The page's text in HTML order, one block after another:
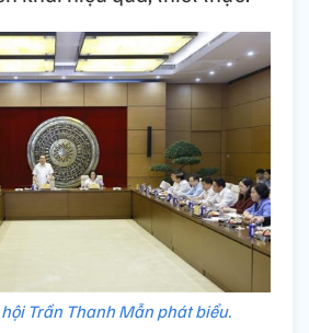
Trần Thanh Mẫn phát biểu.